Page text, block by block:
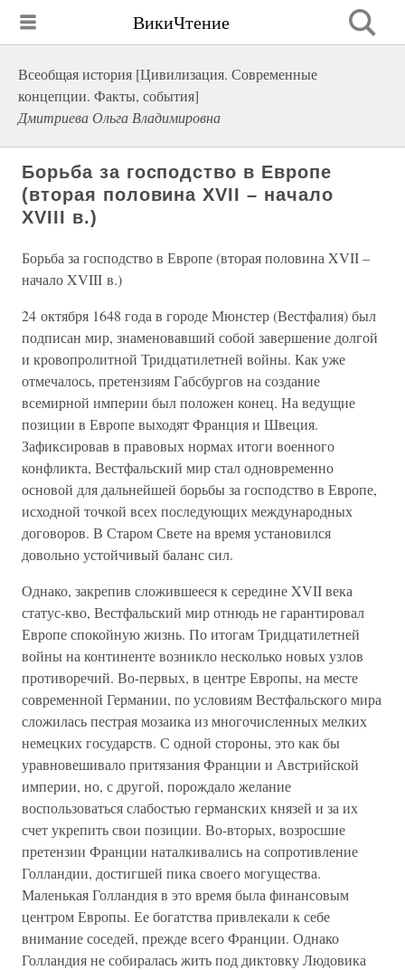
ВикиЧтение
Всеобщая история [Цивилизация. Современные
концепции. Факты, события]
Дмитриева Ольга Владимировна
Борьба за господство в Европе
(вторая половина XVII – начало
XVIII в.)
Борьба за господство в Европе (вторая половина XVII –
начало XVIII в.)
24 октября 1648 года в городе Мюнстер (Вестфалия) был
подписан мир, знаменовавший собой завершение долгой
и кровопролитной Тридцатилетней войны. Как уже
отмечалось, претензиям Габсбургов на создание
всемирной империи был положен конец. На ведущие
позиции в Европе выходят Франция и Швеция.
Зафиксировав в правовых нормах итоги военного
конфликта, Вестфальский мир стал одновременно
основой для дальнейшей борьбы за господство в Европе,
исходной точкой всех последующих международных
договоров. В Старом Свете на время установился
довольно устойчивый баланс сил.
Однако, закрепив сложившееся к середине XVII века
статус-кво, Вестфальский мир отнюдь не гарантировал
Европе спокойную жизнь. По итогам Тридцатилетней
войны на континенте возникло несколько новых узлов
противоречий. Во-первых, в центре Европы, на месте
современной Германии, по условиям Вестфальского мира
сложилась пестрая мозаика из многочисленных мелких
немецких государств. С одной стороны, это как бы
уравновешивало притязания Франции и Австрийской
империи, но, с другой, порождало желание
воспользоваться слабостью германских князей и за их
счет укрепить свои позиции. Во-вторых, возросшие
претензии Франции наталкивались на сопротивление
Голландии, достигшей пика своего могущества.
Маленькая Голландия в это время была финансовым
центром Европы. Ее богатства привлекали к себе
внимание соседей, прежде всего Франции. Однако
Голландия не собиралась жить под диктовку Людовика